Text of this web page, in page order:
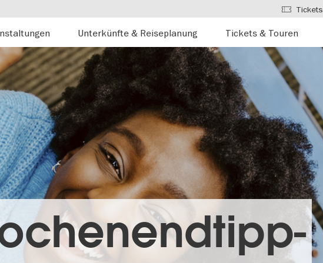
Unterkünfte & Reiseplanung Tickets & Touren
Tickets